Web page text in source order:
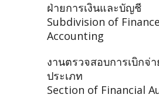
ฝ่ายการเงินและบัญชี
Subdivision of
Accounting
งานตรวจสอบการเบิกจ่า
ประเภท
Section of Financial